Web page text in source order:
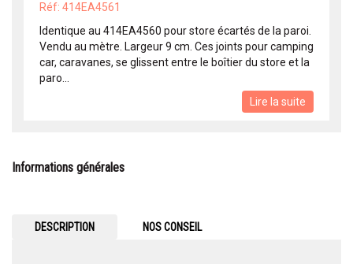
Réf: 414EA4561
Identique au 414EA4560 pour store écartés de la paroi.
Vendu au mètre. Largeur 9 cm. Ces joints pour camping
car, caravanes, se glissent entre le boîtier du store et la
paro...
Lire la suite
Informations générales
DESCRIPTION NOS CONSEIL